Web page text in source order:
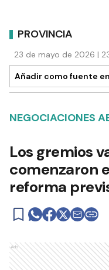
PROVINCIA
23 de mayo de 2026 |
Añadir como fuente en
NEGOCIACIONES
Los gremios
comenzaron
reforma
Ads